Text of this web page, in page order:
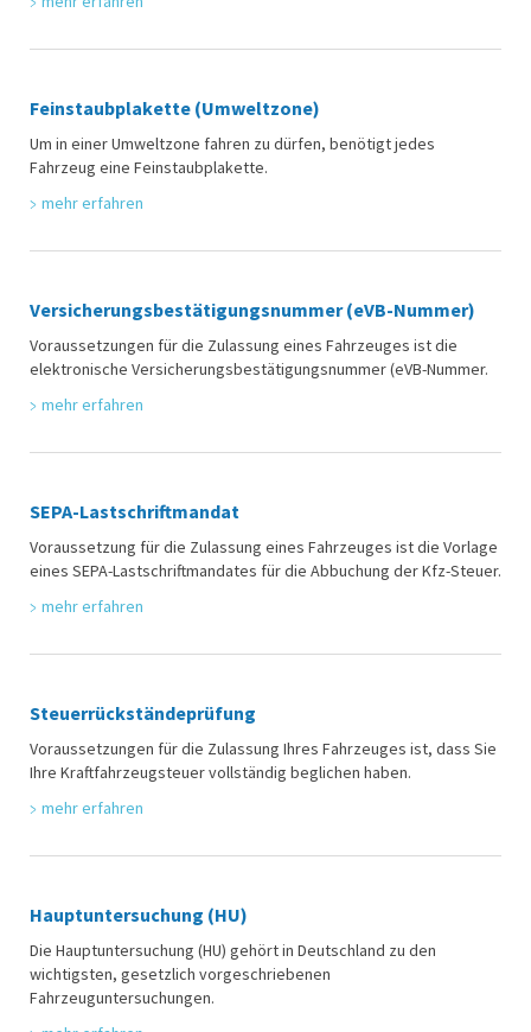
Feinstaubplakette (Umweltzone)
Um in einer Umweltzone fahren zu dürfen, benötigt jedes
Fahrzeug eine Feinstaubplakette.
mehr erfahren
Versicherungsbestätigungsnummer (eVB-Nummer)
Voraussetzungen für die Zulassung eines Fahrzeuges ist die
elektronische Versicherungsbestätigungsnummer (eVB-Nummer.
mehr erfahren
SEPA-Lastschriftmandat
Voraussetzung für die Zulassung eines Fahrzeuges ist die Vorlage
eines SEPA-Lastschriftmandates für die Abbuchung der Kfz-Steuer.
mehr erfahren
Steuerrückständeprüfung
Voraussetzungen für die Zulassung Ihres Fahrzeuges ist, dass Sie
Ihre Kraftfahrzeugsteuer vollständig beglichen haben.
mehr erfahren
Hauptuntersuchung (HU)
Die Hauptuntersuchung (HU) gehört in Deutschland zu den
wichtigsten, gesetzlich vorgeschriebenen
Fahrzeuguntersuchungen.